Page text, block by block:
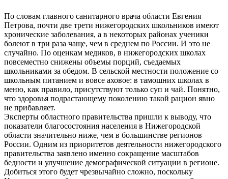
По словам главного санитарного врача области Евгения
Петрова, почти две трети нижегородских школьников имеют
хронические заболевания, а в некоторых районах ученики
болеют в три раза чаще, чем в среднем по России. И это не
случайно. По оценкам медиков, в нижегородских школах
повсеместно снижены объемы порций, съедаемых
школьниками за обедом. В сельской местности положение со
школьным питанием и вовсе аховое: в тамошних школах в
меню, как правило, присутствуют только суп и чай. Понятно,
что здоровья подрастающему поколению такой рацион явно
не прибавляет.
Эксперты областного правительства пришли к выводу, что
показатели благосостояния населения в Нижегородской
области значительно ниже, чем в большинстве регионов
России. Одним из приоритетов деятельности нижегородского
правительства заявлено именно сокращение масштабов
бедности и улучшение демографической ситуации в регионе.
Добиться этого будет чрезвычайно сложно, поскольку